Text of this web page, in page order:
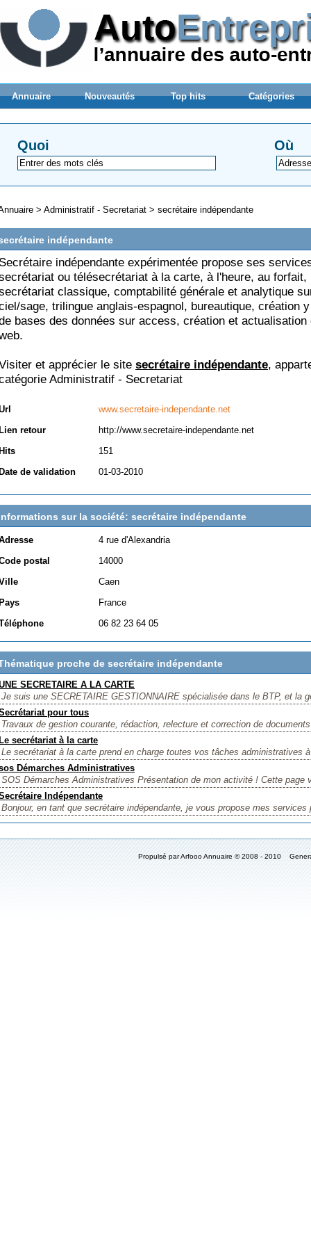
Annuaire Nouveautés Top hits Catégories
Quoi Où
> Administratif - Secretariat > secrétaire indépendante
indépendante
indépendante expérimentée propose ses
ou télésecrétariat à la carte, à l'heure, au forfait,
classique, comptabilité générale et analytique
sage, trilingue anglais-espagnol, bureautique, création
bases des données sur access, création et actualisation
et apprécier le site secrétaire indépendante,
Administratif - Secretariat
www.secretaire-independante.net
retour
http://www.secretaire-independante.net
151
de validation
01-03-2010
sur la société: secrétaire indépendante
4 rue d'Alexandria
postal
14000
Caen
France
06 82 23 64 05
proche de secrétaire indépendante
SECRETAIRE A LA CARTE
Je suis une SECRETAIRE GESTIONNAIRE spécialisée dans le BTP, et la
pour tous
Travaux de gestion courante, rédaction, relecture et correction de
secrétariat à la carte
Le secrétariat à la carte prend en charge toutes vos tâches administratives
Démarches Administratives
SOS Démarches Administratives Présentation de mon activité ! Cette page
Indépendante
Bonjour, en tant que secrétaire indépendante, je vous propose mes
Propulsé par Arfooo Annuaire © 2008 - 2010